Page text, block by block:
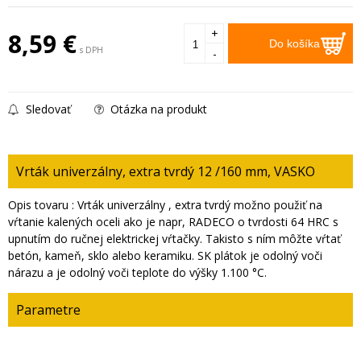
8,59 € s DPH Do košíka
+
-
Sledovať Otázka na produkt
Vrták univerzálny, extra tvrdý 12 /160 mm, VASKO
Opis tovaru : Vrták univerzálny , extra tvrdý možno použiť na
vŕtanie kalených oceli ako je napr, RADECO o tvrdosti 64 HRC s
upnutím do ručnej elektrickej vŕtačky. Takisto s ním môžte vŕtať
betón, kameň, sklo alebo keramiku. SK plátok je odolný voči
nárazu a je odolný voči teplote do výšky 1.100 °C.
Parametre